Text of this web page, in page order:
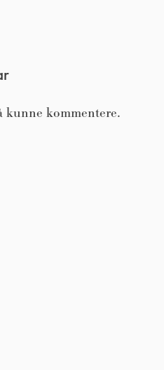
kunne kommentere.